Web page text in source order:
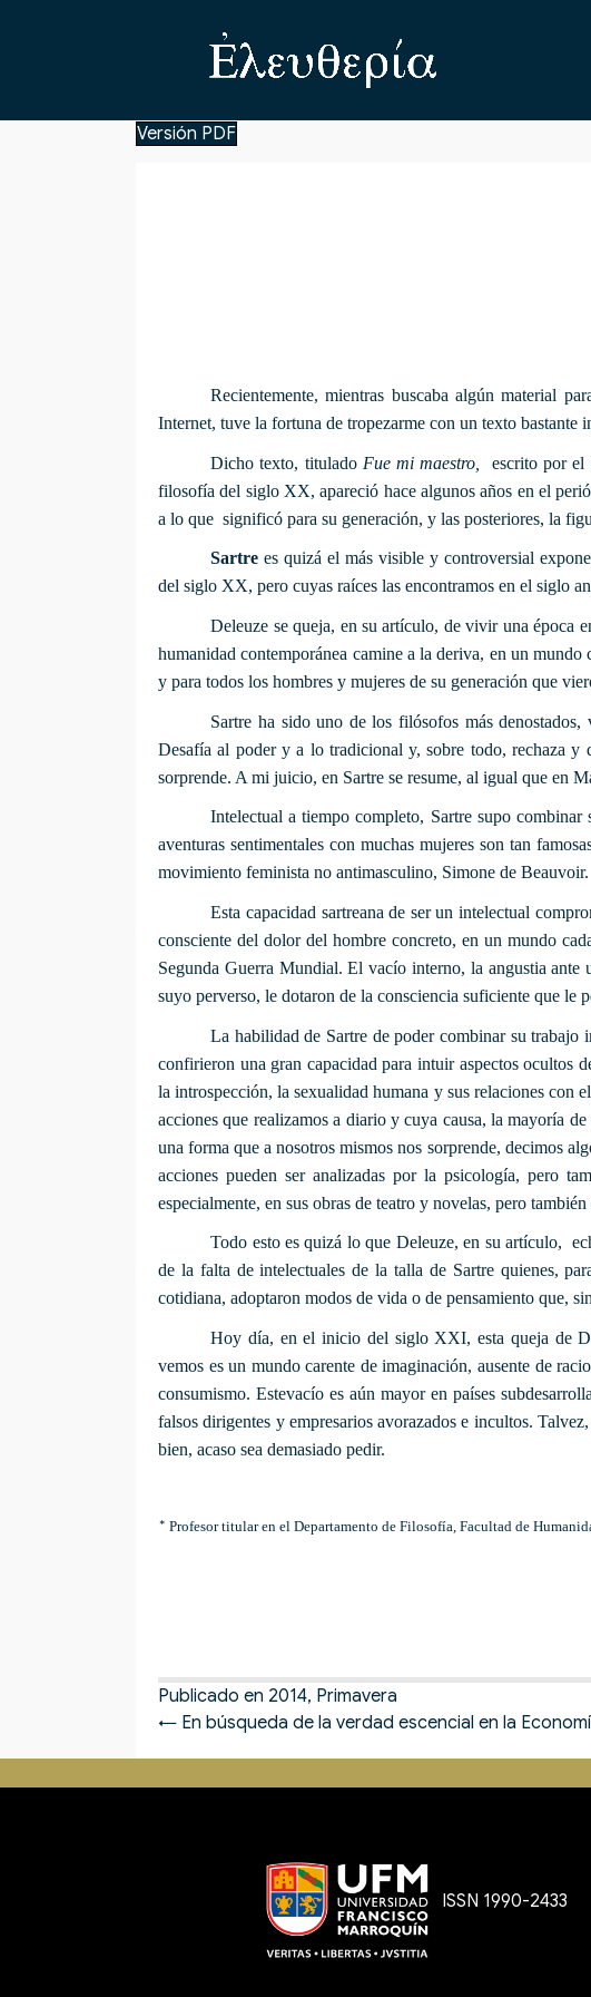
Versión PDF
Recientemente, mientras buscaba algún material
Internet, tuve la fortuna de tropezarme con un texto bastante
Dicho texto, titulado Fue mi maestro, escrito por
filosofía del siglo XX, apareció hace algunos años en el
a lo que significó para su generación, y las posteriores, la
Sartre es quizá el más visible y controversial
del siglo XX, pero cuyas raíces las encontramos en el siglo
Deleuze se queja, en su artículo, de vivir una época
humanidad contemporánea camine a la deriva, en un
y para todos los hombres y mujeres de su generación que
Sartre ha sido uno de los filósofos más
Desafía al poder y a lo tradicional y, sobre todo, rechaza
sorprende. A mi juicio, en Sartre se resume, al igual que en
Intelectual a tiempo completo, Sartre supo
aventuras sentimentales con muchas mujeres son tan
movimiento feminista no antimasculino, Simone de Beauvoir.
Esta capacidad sartreana de ser un intelectual
consciente del dolor del hombre concreto, en un mundo
Segunda Guerra Mundial. El vacío interno, la angustia
suyo perverso, le dotaron de la consciencia suficiente que
La habilidad de Sartre de poder combinar su trabajo
confirieron una gran capacidad para intuir aspectos ocultos
la introspección, la sexualidad humana y sus relaciones con
acciones que realizamos a diario y cuya causa, la mayoría
una forma que a nosotros mismos nos sorprende, decimos
acciones pueden ser analizadas por la psicología, pero
especialmente, en sus obras de teatro y novelas, pero
Todo esto es quizá lo que Deleuze, en su artículo,
de la falta de intelectuales de la talla de Sartre quienes,
cotidiana, adoptaron modos de vida o de pensamiento que,
Hoy día, en el inicio del siglo XXI, esta queja de
vemos es un mundo carente de imaginación, ausente de
consumismo. Estevacío es aún mayor en países
falsos dirigentes y empresarios avorazados e incultos.
bien, acaso sea demasiado pedir.
* Profesor titular en el Departamento de Filosofía, Facultad de
Publicado en 2014, Primavera
Posts
navigation
← En búsqueda de la verdad escencial en la
ISSN 1990-2433